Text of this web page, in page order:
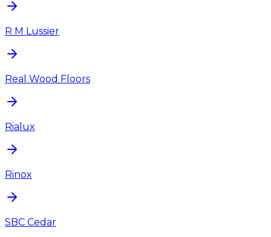
R M Lussier
Real Wood Floors
Rialux
Rinox
SBC Cedar